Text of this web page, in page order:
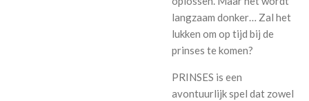
langzaam donker… Zal het
lukken om op tijd bij de
prinses te komen?
PRINSES is een
avontuurlijk spel dat zowel